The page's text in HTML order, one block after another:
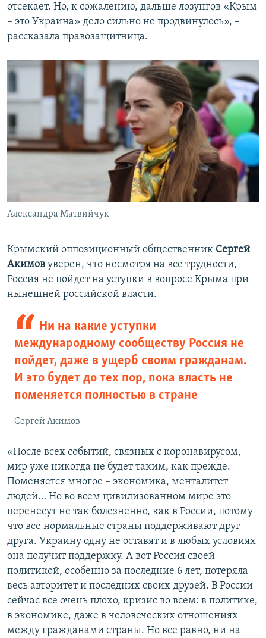
отсекает. Но, к сожалению, дальше лозунгов «Крым
– это Украина» дело сильно не продвинулось», –
рассказала правозащитница.
Александра Матвийчук
Крымский оппозиционный общественник Сергей
Акимов уверен, что несмотря на все трудности,
Россия не пойдет на уступки в вопросе Крыма при
нынешней российской власти.
Ни на какие уступки
международному сообществу Россия не
пойдет, даже в ущерб своим гражданам.
И это будет до тех пор, пока власть не
поменяется полностью в стране
Сергей Акимов
«После всех событий, связных с коронавирусом,
мир уже никогда не будет таким, как прежде.
Поменяется многое – экономика, менталитет
людей… Но во всем цивилизованном мире это
перенесут не так болезненно, как в России, потому
что все нормальные страны поддерживают друг
друга. Украину одну не оставят и в любых условиях
она получит поддержку. А вот Россия своей
политикой, особенно за последние 6 лет, потеряла
весь авторитет и последних своих друзей. В России
сейчас все очень плохо, кризис во всем: в политике,
в экономике, даже в человеческих отношениях
между гражданами страны. Но все равно, ни на